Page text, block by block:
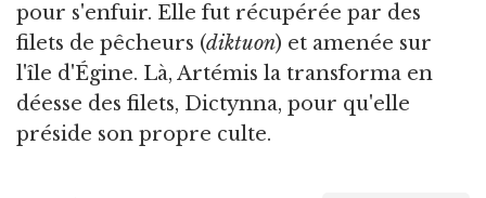
pour s'enfuir. Elle fut récupérée par des
filets de pêcheurs (diktuon) et amenée sur
l'île d'Égine. Là, Artémis la transforma en
déesse des filets, Dictynna, pour qu'elle
préside son propre culte.